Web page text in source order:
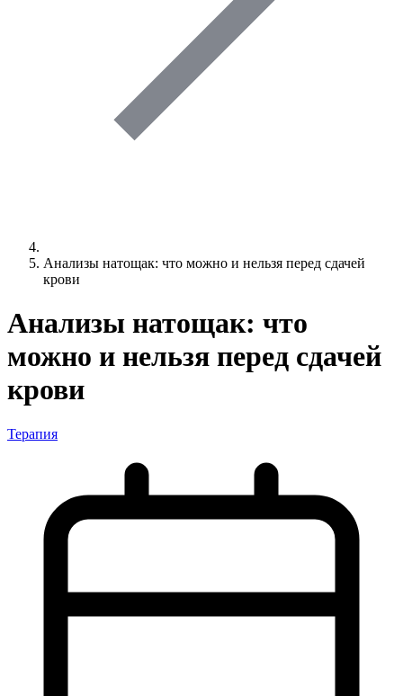
Анализы натощак: что можно и нельзя перед сдачей
крови
Анализы натощак: что
можно и нельзя перед сдачей
крови
Терапия